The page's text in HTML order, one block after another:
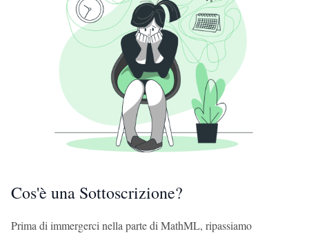
Cos'è una Sottoscrizione?
Prima di immergerci nella parte di MathML, ripassiamo